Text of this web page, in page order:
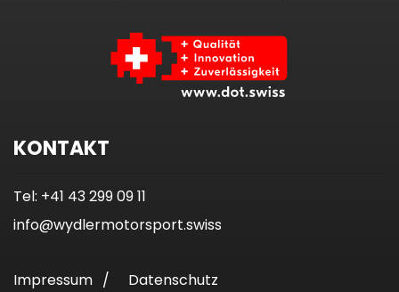
KONTAKT
Tel: +41 43 299 09 11
info@wydlermotorsport.swiss
Impressum / Datenschutz